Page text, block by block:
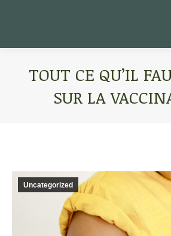
TOUT CE QU’IL
SUR LA
Uncategorized